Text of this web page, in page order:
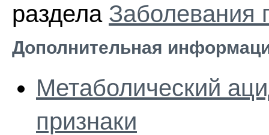
раздела Заболевания
Дополнительная
Метаболический
признаки